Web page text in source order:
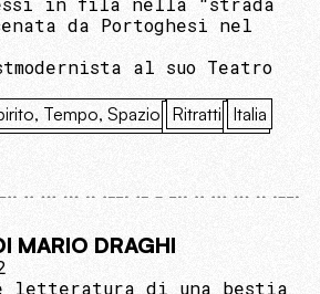
da Portoghesi nel
al suo Teatro
Tempo, Spazio Ritratti Italia
MARIO DRAGHI
letteratura di una bestia